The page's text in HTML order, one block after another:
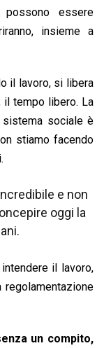
essere
insieme a
il lavoro, si libera
il tempo libero. La
sociale è
stiamo facendo
e non
oggi la
il lavoro,
un compito,